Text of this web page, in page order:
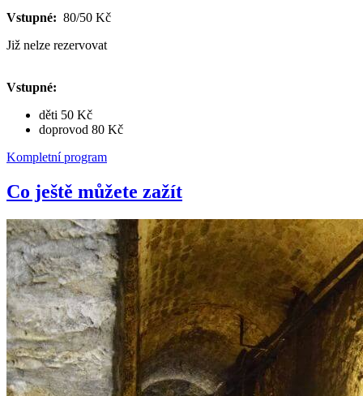
Vstupné: 80/50 Kč
Již nelze rezervovat
Vstupné:
děti 50 Kč
doprovod 80 Kč
Kompletní program
Co ještě můžete zažít